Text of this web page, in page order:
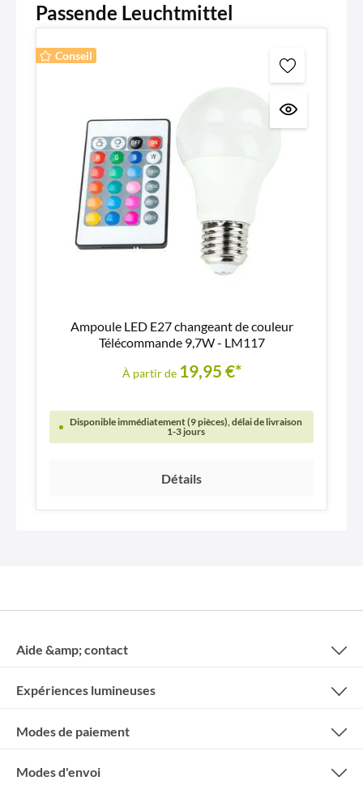
Passende Leuchtmittel
Conseil
Ampoule LED E27 changeant de couleur
Télécommande 9,7W - LM117
À partir de 19,95 €*
Disponible immédiatement (9 pièces), délai de livraison
1-3 jours
Détails
Aide &amp; contact
Expériences lumineuses
Modes de paiement
Modes d'envoi